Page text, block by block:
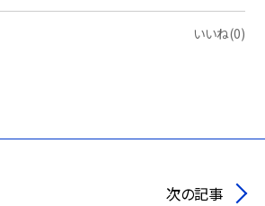
いいね(0)
次の記事